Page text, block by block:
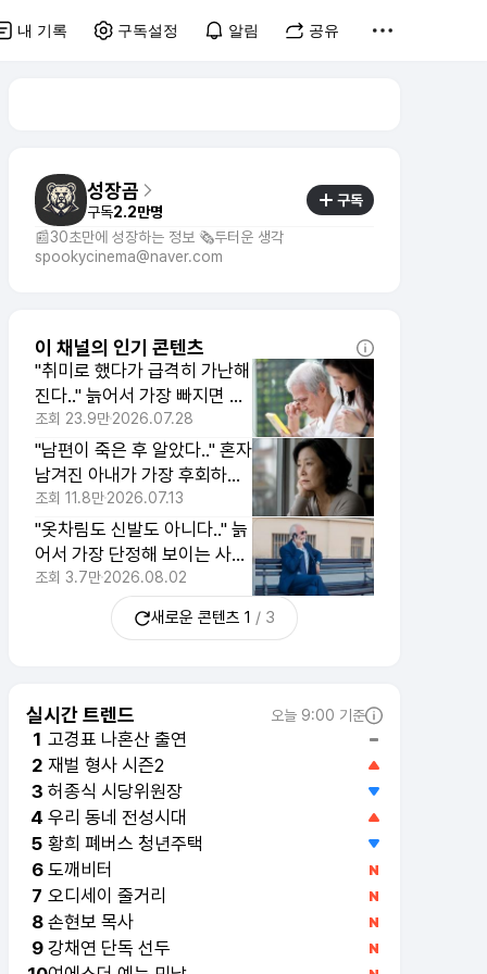
내 기록 구독설정 알림 공유
성장곰
구독2.2만명
구독
📰30초만에 성장하는 정보 🗞️두터운 생각
spookycinema@naver.com
이 채널의 인기 콘텐츠
"취미로 했다가 급격히 가난해
진다.." 늙어서 가장 빠지면 안
되는 취미 1위
조회 23.9만2026.07.28
"남편이 죽은 후 알았다.." 혼자
남겨진 아내가 가장 후회하는
것 1위
조회 11.8만2026.07.13
"옷차림도 신발도 아니다.." 늙
어서 가장 단정해 보이는 사람
의 특징 1위
조회 3.7만2026.08.02
새로운 콘텐츠 1 / 3
실시간 트렌드 오늘 9:00 기준
1 고경표 나혼산 출연
2 재벌 형사 시즌2
3 허종식 시당위원장
4 우리 동네 전성시대
5 황희 폐버스 청년주택
6 도깨비터
7 오디세이 줄거리
8 손현보 목사
9 강채연 단독 선두